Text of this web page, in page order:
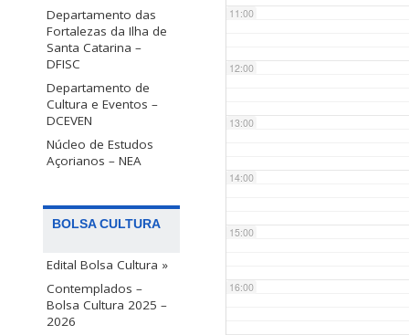
Departamento das
Fortalezas da Ilha de
Santa Catarina –
DFISC
Departamento de
Cultura e Eventos –
DCEVEN
Núcleo de Estudos
Açorianos – NEA
BOLSA CULTURA
Edital Bolsa Cultura »
Contemplados –
Bolsa Cultura 2025 –
2026
11:00
12:00
13:00
14:00
15:00
16:00